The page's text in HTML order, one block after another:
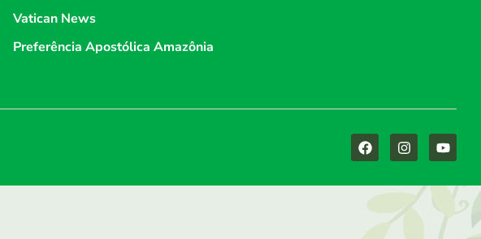
Vatican News
Preferência Apostólica Amazônia